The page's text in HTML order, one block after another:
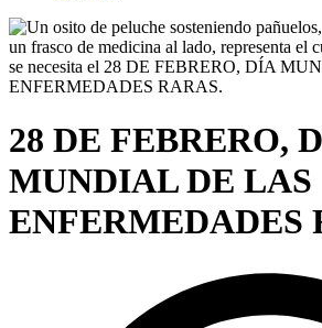
28 DE FEBRERO,
MUNDIAL DE LAS
ENFERMEDADES